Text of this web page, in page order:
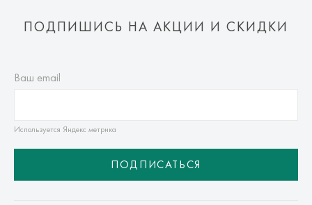
ПОДПИШИСЬ НА АКЦИИ И СКИДКИ
Ваш email
Используется Яндекс метрика
ПОДПИСАТЬСЯ